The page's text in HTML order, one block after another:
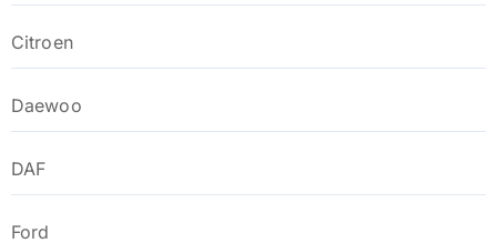
Citroen
Daewoo
DAF
Ford